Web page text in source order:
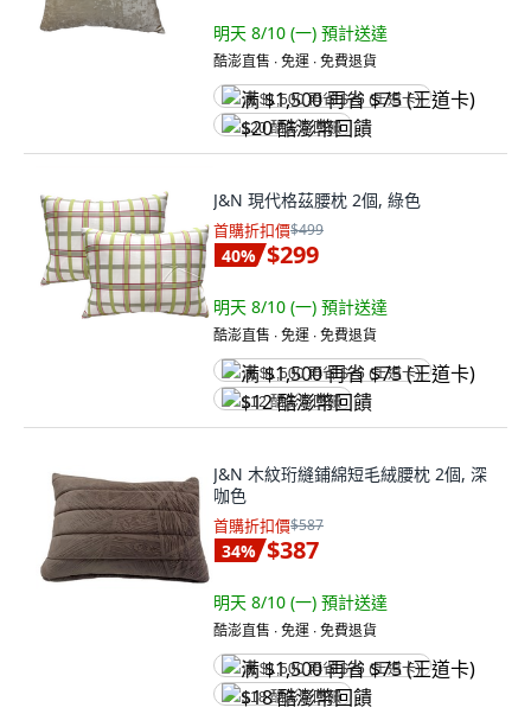
明天 8/10 (一) 預計送達
酷澎直售 ∙ 免運 ∙ 免費退貨
满 $1,500 再省 $75 (王道卡)
$20 酷澎幣回饋
J&N 現代格茲腰枕 2個, 綠色
首購折扣價$499
40% $299
明天 8/10 (一) 預計送達
酷澎直售 ∙ 免運 ∙ 免費退貨
满 $1,500 再省 $75 (王道卡)
$12 酷澎幣回饋
J&N 木紋珩縫鋪綿短毛絨腰枕 2個, 深
咖色
首購折扣價$587
34% $387
明天 8/10 (一) 預計送達
酷澎直售 ∙ 免運 ∙ 免費退貨
满 $1,500 再省 $75 (王道卡)
$18 酷澎幣回饋